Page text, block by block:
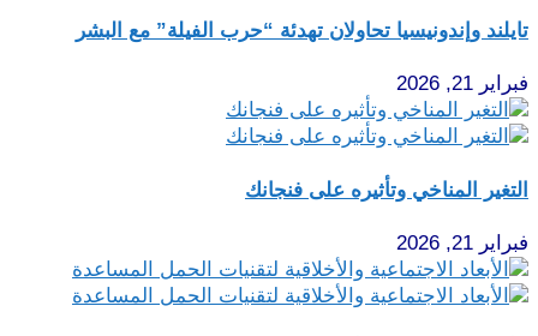
تايلند وإندونيسيا تحاولان تهدئة “حرب الفيلة” مع البشر
فبراير 21, 2026
التغير المناخي وتأثيره على فنجانك
فبراير 21, 2026